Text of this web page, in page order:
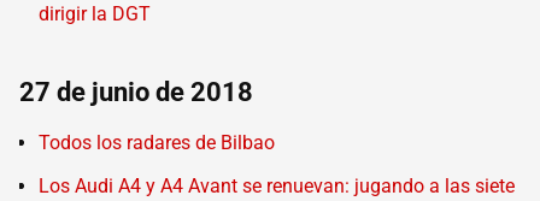
dirigir la DGT
27 de junio de 2018
Todos los radares de Bilbao
Los Audi A4 y A4 Avant se renuevan: jugando a las siete